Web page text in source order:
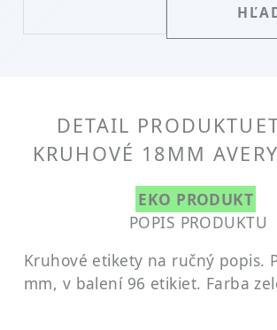
DETAIL PRODUKTU
KRUHOVÉ 18MM
EKO PRODUKT
POPIS PRODUKTU
Kruhové etikety na ručný popis.
mm, v balení 96 etikiet. Farba